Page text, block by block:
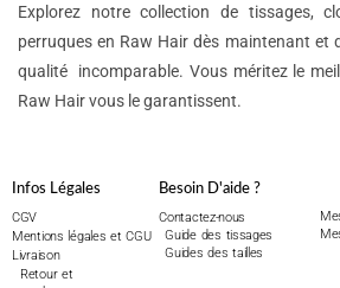
Explorez notre collection de tissages,
perruques en Raw Hair dès maintenant et
qualité incomparable. Vous méritez le
Raw Hair vous le garantissent.
Infos Légales
CGV
Mentions légales et CGU
Livraison
Retour et
Besoin D'aide ?
Contactez-nous
Guide des tissages
Guides des tailles